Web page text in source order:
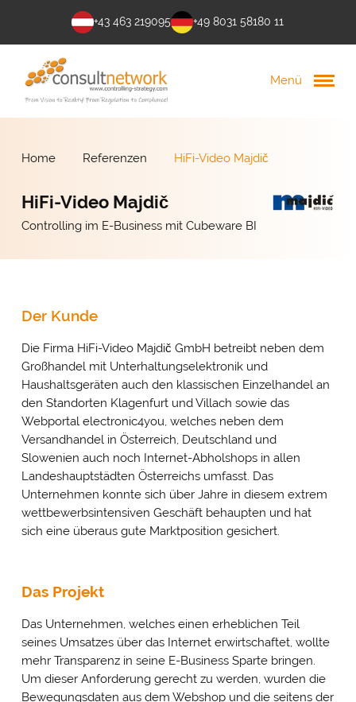
+43 463 219095 +49 8031 58180 11
Menü
Home Referenzen HiFi-Video Majdič
HiFi-Video Majdič
Controlling im E-Business mit Cubeware BI
Der Kunde
Die Firma HiFi-Video Majdič GmbH betreibt neben dem
Großhandel mit Unterhaltungselektronik und
Haushaltsgeräten auch den klassischen Einzelhandel an
den Standorten Klagenfurt und Villach sowie das
Webportal electronic4you, welches neben dem
Versandhandel in Österreich, Deutschland und
Slowenien auch noch Internet-Abholshops in allen
Landeshauptstädten Österreichs umfasst. Das
Unternehmen konnte sich über Jahre in diesem extrem
wettbewerbsintensiven Geschäft behaupten und hat
sich eine überaus gute Marktposition gesichert.
Das Projekt
Das Unternehmen, welches einen erheblichen Teil
seines Umsatzes über das Internet erwirtschaftet, wollte
mehr Transparenz in seine E-Business Sparte bringen.
Um dieser Anforderung gerecht zu werden, wurden die
Bewegungsdaten aus dem Webshop und die seitens der